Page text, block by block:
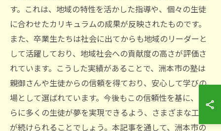
す。これは、地域の特性を活かした指導や、個々の生徒
に合わせたカリキュラムの成果が反映されたものです。
また、卒業生たちは社会に出てからも地域のリーダーと
して活躍しており、地域社会への貢献度の高さが評価さ
れています。こうした実績があることで、洲本市の塾は
親御さんや生徒からの信頼を得ており、安心して学びの
場として選ばれています。今後もこの信頼性を基に、さ
らに多くの生徒が夢を実現できるよう、さまざまな工夫
が続けられることでしょう。本記事を通して、洲本市の